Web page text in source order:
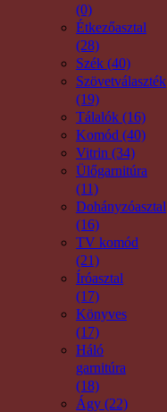
(0)
Étkezőasztal
(28)
Szék (40)
Szövetválaszték
(19)
Tálalók (16)
Komód (40)
Vitrin (34)
Ülőgarnitúra
(11)
Dohányzóasztal
(16)
TV komód
(21)
Íróasztal
(17)
Könyves
(17)
Háló
garnitúra
(18)
Ágy (22)